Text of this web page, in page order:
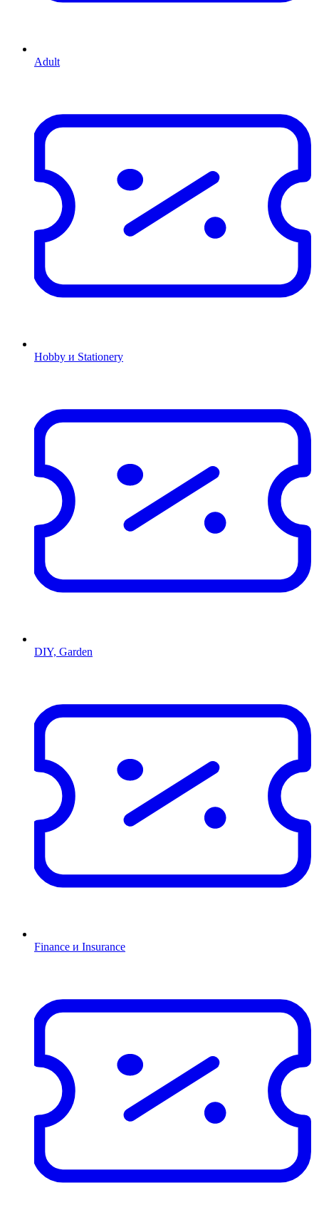
Adult
Hobby и Stationery
DIY, Garden
Finance и Insurance